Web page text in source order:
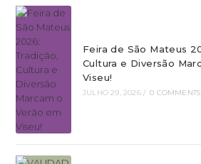
Feira de São Mateus
Cultura e Diversão
Viseu!
JULHO 29, 2026 / 0 COMMENTS